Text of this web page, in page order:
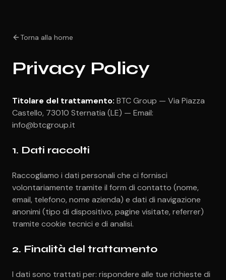
Torna alla home
Privacy Policy
Titolare del trattamento: BTC Group — Via Piazza
Castello, 73010 Sternatia (LE) — Email:
info@btcgroup.it
1. Dati raccolti
Raccogliamo i dati personali che ci fornisci
volontariamente tramite il form di contatto (nome,
email, telefono, nome azienda) e dati di navigazione
anonimi (tipo di dispositivo, pagine visitate, referrer)
tramite cookie tecnici e di analisi.
2. Finalità del trattamento
I dati sono trattati per: rispondere alle tue richieste di